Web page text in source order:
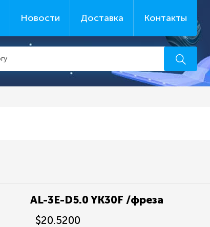
Новости Доставка Контакты
AL-3E-D5.0 YK30F /фреза
$20.5200